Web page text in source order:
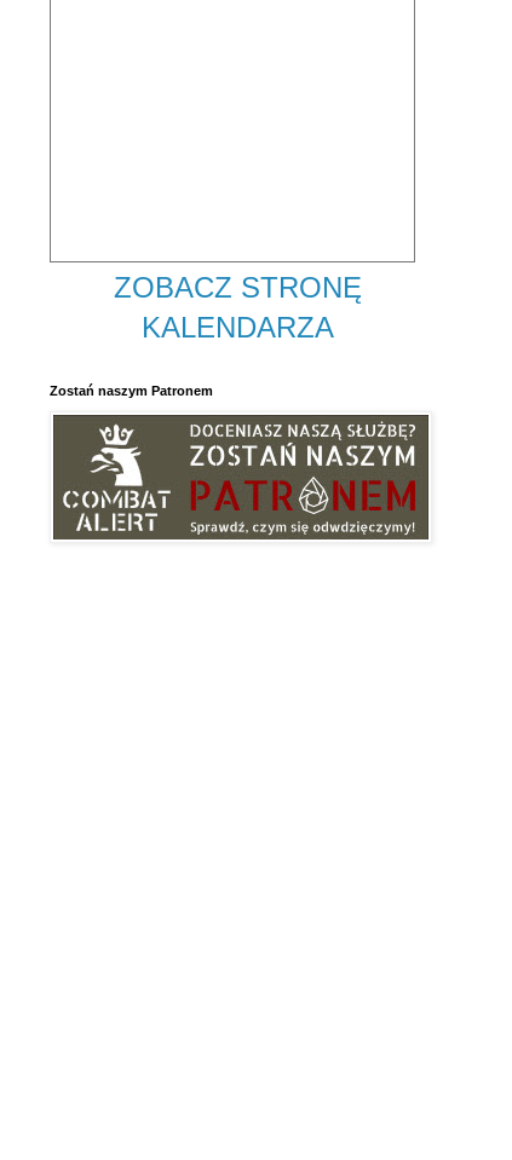
ZOBACZ STRONĘ
KALENDARZA
Zostań naszym Patronem